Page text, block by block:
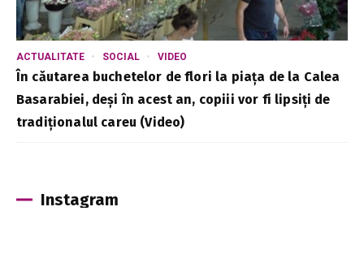
ACTUALITATE SOCIAL VIDEO
În căutarea buchetelor de flori la piața de la Calea
Basarabiei, deși în acest an, copiii vor fi lipsiți de
tradiționalul careu (Video)
Instagram